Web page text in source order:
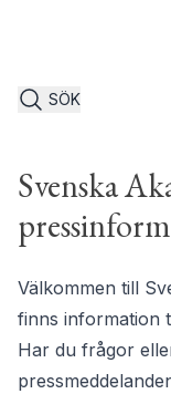
SÖK
Svenska
Välkommen till
finns information
Har du frågor